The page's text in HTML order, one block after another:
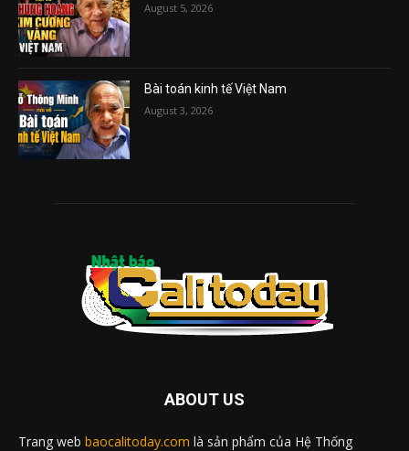
August 5, 2026
Bài toán kinh tế Việt Nam
August 3, 2026
ABOUT US
Trang web baocalitoday.com là sản phẩm của Hệ Thống